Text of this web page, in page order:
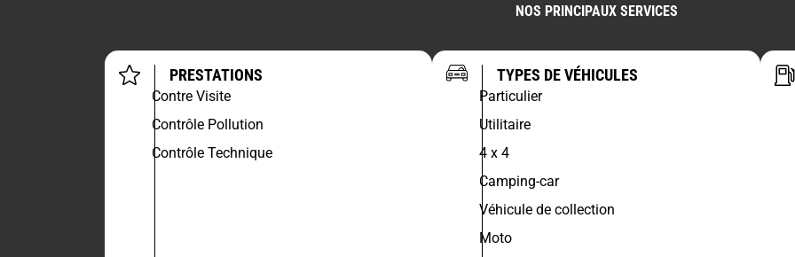
NOS PRINCIPAUX SERVICES
PRESTATIONS
Contre Visite
Contrôle Pollution
Contrôle Technique
TYPES DE VÉHICULES
Particulier
Utilitaire
4 x 4
Camping-car
Véhicule de collection
Moto